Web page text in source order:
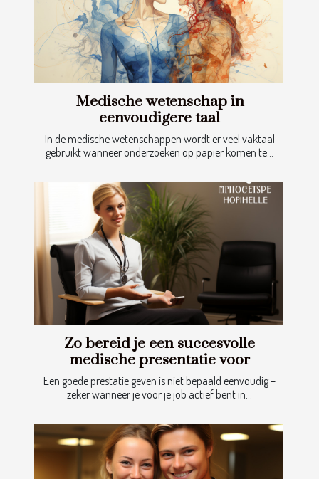
Medische wetenschap in
eenvoudigere taal
In de medische wetenschappen wordt er veel vaktaal
gebruikt wanneer onderzoeken op papier komen te...
Zo bereid je een succesvolle
medische presentatie voor
Een goede prestatie geven is niet bepaald eenvoudig –
zeker wanneer je voor je job actief bent in...